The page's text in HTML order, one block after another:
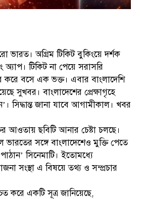
ভারত। অগ্রিম টিকিট বুকিংয়ে দর্শক
অ্যাপ। টিকিট না পেয়ে সরাসরি
বসে এক ভক্ত। এবার বাংলাদেশি
সুখবর। বাংলাদেশের প্রেক্ষাগৃহে
সিদ্ধান্ত জানা যাবে আগামীকাল। খবর
আওতায় ছবিটি আনার চেষ্টা চলছে।
সঙ্গে বাংলাদেশেও মুক্তি পেতে
সিনেমাটি। ইতোমধ্যে
সংস্থা এ বিষয়ে তথ্য ও সম্প্রচার
করে একটি সূত্র জানিয়েছে,